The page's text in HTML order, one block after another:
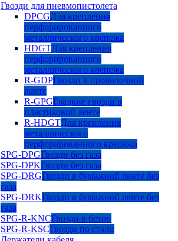
Гвозди для пневмопистолета
DPCGДля крепления
перфорированного
металлического крепежа
HDGTДля крепления
перфорированного
металлического крепежа
R-GDPГвозди в проволочной
ленте
R-GPGГладкие гвозди в
пластиковой ленте
R-HDGTДля крепления
металлического
перфорированного крепежа
SPG-DPGГвозди без газа
SPG-DPKГвозди без газа
SPG-DRGГвозди в бумажной ленте без
газа
SPG-DRKГвозди в бумажной ленте без
газа
SPG-R-KNCГвозди в бетон
SPG-R-KSCГвозди по стали